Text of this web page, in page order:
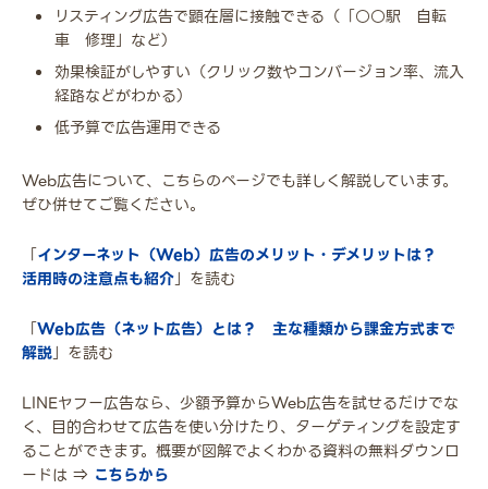
リスティング広告で顕在層に接触できる（「○○駅 自転
車 修理」など）
効果検証がしやすい（クリック数やコンバージョン率、流入
経路などがわかる）
低予算で広告運用できる
Web広告について、こちらのページでも詳しく解説しています。
ぜひ併せてご覧ください。
「インターネット（Web）広告のメリット・デメリットは？
活用時の注意点も紹介」を読む
「Web広告（ネット広告）とは？ 主な種類から課金方式まで
解説」を読む
LINEヤフー広告なら、少額予算からWeb広告を試せるだけでな
く、目的合わせて広告を使い分けたり、ターゲティングを設定す
ることができます。概要が図解でよくわかる資料の無料ダウンロ
ードは ⇒ こちらから